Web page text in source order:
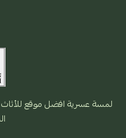
لمسة عسرية افضل موقع للأثاث